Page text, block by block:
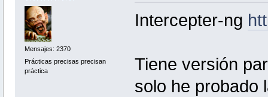
Mensajes: 2370
Prácticas precisas precisan
práctica
Intercepter-ng
Tiene versión
solo he probado